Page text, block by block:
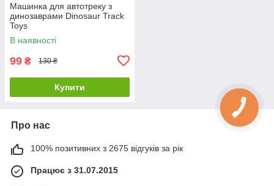
Машинка для автотреку з
динозаврами Dinosaur Track
Toys
В наявності
99 ₴ 130 ₴
Купити
Про нас
100% позитивних з 2675 відгуків за рік
Працює з 31.07.2015